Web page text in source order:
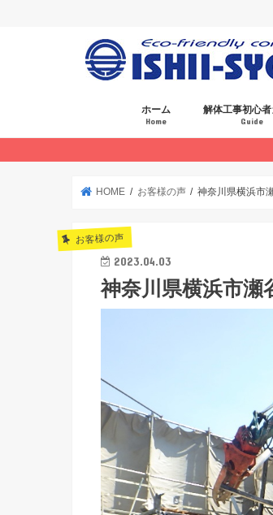
ホーム
Home
解体工事初心者
Guide
HOME お客様の声 神奈川県横浜市
お客様の声
2023.04.03
神奈川県横浜市